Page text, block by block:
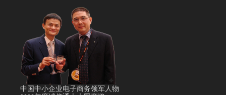
中国中小企业电子商务领军人物